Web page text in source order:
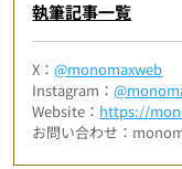
執筆記事一覧
X：@monomaxweb
Instagram：
Website： https://
お問い合わせ：